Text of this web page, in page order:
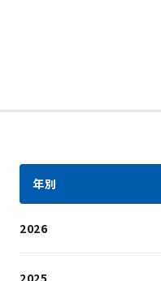
年別
2026